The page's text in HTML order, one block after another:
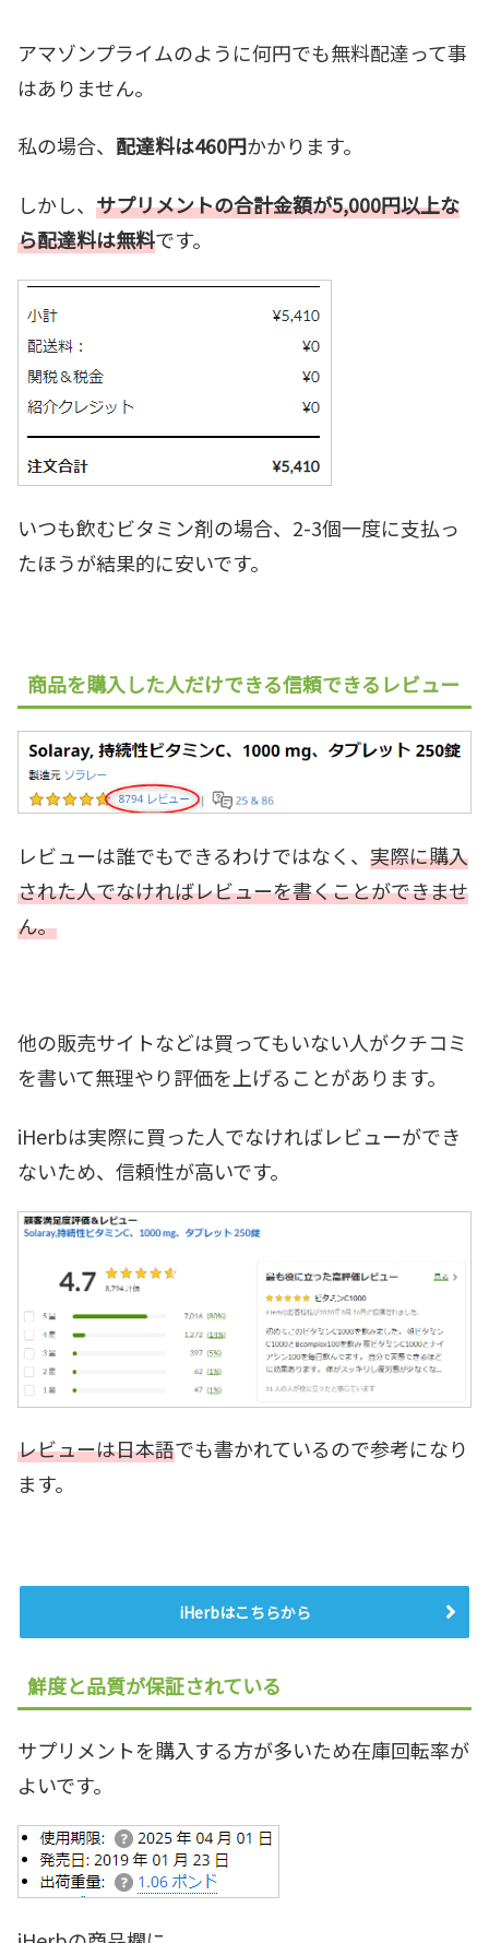
アマゾンプライムのように何円でも無料配達って事
はありません。
私の場合、 配達料は460円かかります。
しかし、 サプリメントの合計金額が5,000円以上な
ら配達料は無料です。
いつも飲むビタミン剤の場合、2-3個一度に支払っ
たほうが結果的に安いです。
商品を購入した人だけできる信頼できるレビュー
レビューは誰でもできるわけではなく、 実際に購入
された人でなければレビューを書くことができませ
ん。
他の販売サイトなどは買ってもいない人がクチコミ
を書いて無理やり評価を上げることがあります。
iHerbは実際に買った人でなければレビューができ
ないため、信頼性が高いです。
レビューは日本語でも書かれているので参考になり
ます。
iHerbはこちらから
鮮度と品質が保証されている
サプリメントを購入する方が多いため在庫回転率が
よいです。